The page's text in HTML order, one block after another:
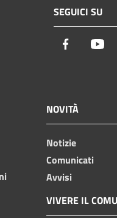
SEGUICI SU
Facebook
NOVITÀ
Notizie
Comunicati
Avvisi
VIVERE IL